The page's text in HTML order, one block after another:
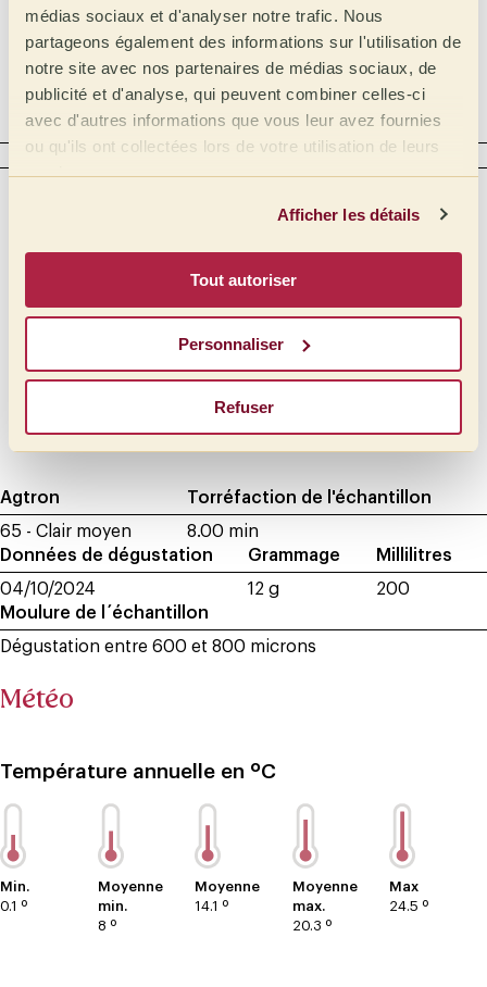
médias sociaux et d'analyser notre trafic. Nous
partageons également des informations sur l'utilisation de
notre site avec nos partenaires de médias sociaux, de
publicité et d'analyse, qui peuvent combiner celles-ci
avec d'autres informations que vous leur avez fournies
ou qu'ils ont collectées lors de votre utilisation de leurs
services.
Afficher les détails
Tout autoriser
Personnaliser
Refuser
Faible tartrique
Acétique
Complexe
CORPS
Crémeux
Velouté
Soyeux
Agtron
65 - Clair moyen
Torréfaction de l'échantillon
8.00 min
Données de dégustation
04/10/2024
Grammage
12 g
Millilitres
200
Moulure de l´échantillon
Dégustation entre 600 et 800 microns
Météo
Température annuelle en ºC
Min.
0.1 º
Moyenne
min.
8 º
Moyenne
14.1 º
Moyenne
max.
20.3 º
Max
24.5 º